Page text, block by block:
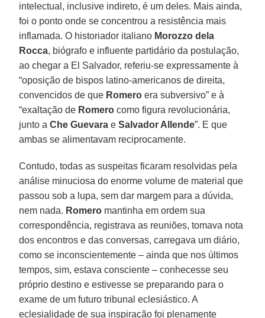
intelectual, inclusive indireto, é um deles. Mais ainda,
foi o ponto onde se concentrou a resistência mais
inflamada. O historiador italiano Morozzo dela
Rocca, biógrafo e influente partidário da postulação,
ao chegar a El Salvador, referiu-se expressamente à
“oposição de bispos latino-americanos de direita,
convencidos de que Romero era subversivo” e à
“exaltação de Romero como figura revolucionária,
junto aChe Guevara eSalvador Allende”. E que
ambas se alimentavam reciprocamente.
Contudo, todas as suspeitas ficaram resolvidas pela
análise minuciosa do enorme volume de material que
passou sob a lupa, sem dar margem para a dúvida,
nem nada. Romero mantinha em ordem sua
correspondência, registrava as reuniões, tomava nota
dos encontros e das conversas, carregava um diário,
como se inconscientemente – ainda que nos últimos
tempos, sim, estava consciente – conhecesse seu
próprio destino e estivesse se preparando para o
exame de um futuro tribunal eclesiástico. A
eclesialidade de sua inspiração foi plenamente